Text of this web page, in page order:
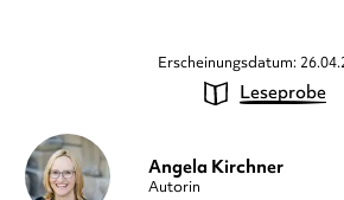
Erscheinungsdatum:
Leseprobe
Angela Kirchner
Autorin